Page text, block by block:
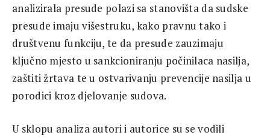
analizirala presude polazi sa stanovišta da sudske
presude imaju višestruku, kako pravnu tako i
društvenu funkciju, te da presude zauzimaju
ključno mjesto u sankcioniranju počinilaca nasilja,
zaštiti žrtava te u ostvarivanju prevencije nasilja u
porodici kroz djelovanje sudova.
U sklopu analiza autori i autorice su se vodili